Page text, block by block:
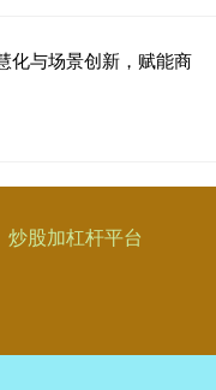
化与场景创新，赋能商
炒股加杠杆平台